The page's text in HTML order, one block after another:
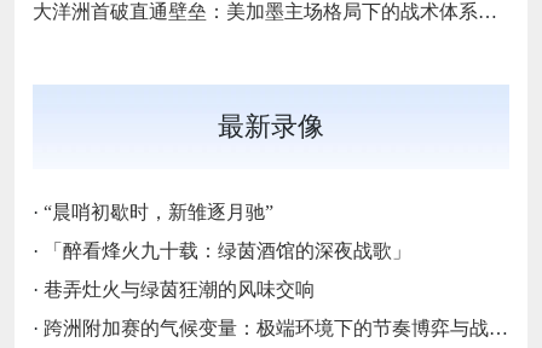
大洋洲首破直通壁垒：美加墨主场格局下的战术体系重构
最新录像
· “晨哨初歇时，新雏逐月驰”
·
「醉看烽火九十载：绿茵酒馆的深夜战歌」
· 巷弄灶火与绿茵狂潮的风味交响
· 跨洲附加赛的气候变量：极端环境下的节奏博弈与战术自适应